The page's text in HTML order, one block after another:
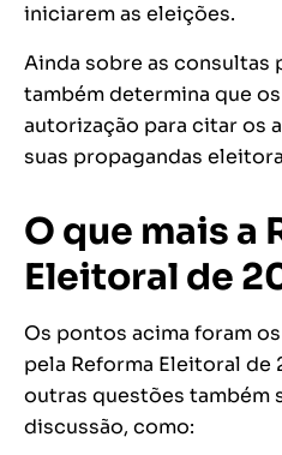
iniciarem as eleições.
Ainda sobre as consultas
também determina que
autorização para citar os
suas propagandas
O que mais a
Eleitoral de
Os pontos acima foram
pela Reforma Eleitoral de
outras questões também
discussão, como: